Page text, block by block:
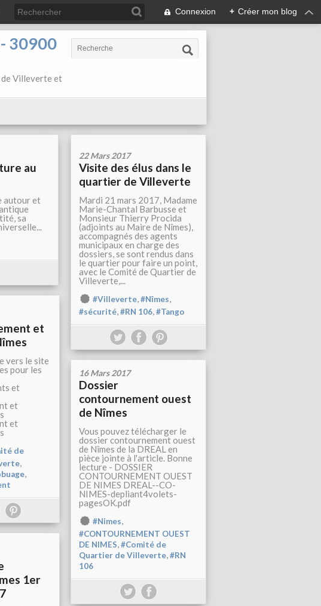
Connexion + Créer mon blog
30900
de Villeverte et
au
autour et
sa
22 Mars 2017
Visite des élus dans le
quartier de Villeverte
Mardi 21 mars 2017, Madame
Marie-Chantal Barbusse et
Monsieur Thierry Procida
(adjoints au Maire de Nîmes),
accompagnés des agents
municipaux en charge des
dossiers, se sont rendus dans
le quartier pour faire un point,
avec le Comité de Quartier de
Villeverte,...
#Villeverte,#Nîmes,
#sécurité,#RN 106,#Tango
et
vers le site
pour les
et
et
et
de
,
,
16 Mars 2017
Dossier
contournement ouest
de Nîmes
Vous pouvez télécharger le
dossier contournement ouest
de Nîmes de la DREAL en
pièce jointe à l'article. Bonne
lecture - DOSSIER
CONTOURNEMENT OUEST
DE NIMES DREAL--CO-
NIMES-depliant4volets-
pagesOK.pdf
#Nimes,
#CONTOURNEMENT OUEST
DE NIMES,#Comité de
Quartier de Villeverte,#RN
106
1er